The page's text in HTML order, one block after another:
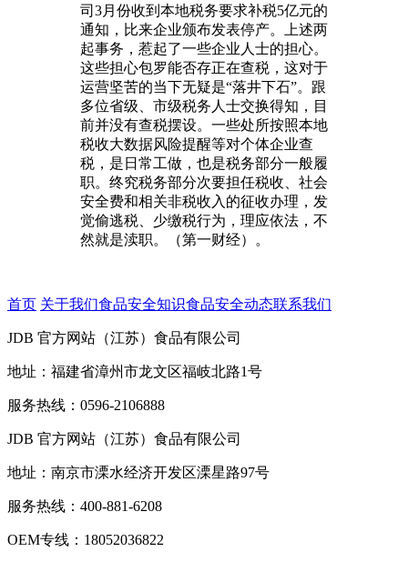
司3月份收到本地税务要求补税5亿元的
通知，比来企业颁布发表停产。上述两
起事务，惹起了一些企业人士的担心。
这些担心包罗能否存正在查税，这对于
运营坚苦的当下无疑是“落井下石”。跟
多位省级、市级税务人士交换得知，目
前并没有查税摆设。一些处所按照本地
税收大数据风险提醒等对个体企业查
税，是日常工做，也是税务部分一般履
职。终究税务部分次要担任税收、社会
安全费和相关非税收入的征收办理，发
觉偷逃税、少缴税行为，理应依法，不
然就是渎职。（第一财经）。
首页 关于我们食品安全知识食品安全动态联系我们
JDB 官方网站（江苏）食品有限公司
地址：福建省漳州市龙文区福岐北路1号
服务热线：0596-2106888
JDB 官方网站（江苏）食品有限公司
地址：南京市溧水经济开发区溧星路97号
服务热线：400-881-6208
OEM专线：18052036822